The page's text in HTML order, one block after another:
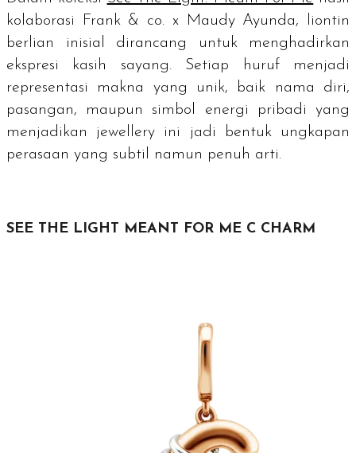
kolaborasi Frank & co. x Maudy Ayunda, liontin
berlian inisial dirancang untuk menghadirkan
ekspresi kasih sayang. Setiap huruf menjadi
representasi makna yang unik, baik nama diri,
pasangan, maupun simbol energi pribadi yang
menjadikan jewellery ini jadi bentuk ungkapan
perasaan yang subtil namun penuh arti.
SEE THE LIGHT MEANT FOR ME C CHARM